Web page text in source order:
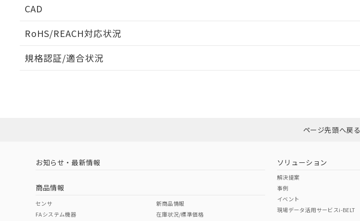
l: 12mm以上、φd: 24mm以上、D: 12mm以上、m: 8mm以上、n: 24mm以上
CAD
RoHS/REACH対応状況
EU RoHS 注意事項・凡例
ダウンロードはこちら
中国 RoHS 注意事項・凡例
中国 RoHS表
規格認証/適合状況
（イギリス
（ノルウェー
（日本
（アメリカ
ページ先頭へ戻る
お知らせ・最新情報
商品情報
センサ
FAシステム機器
新商品情報
在庫状況/標準価格
ソリューション
解決提案
事例
イベント
現場データ活用サービスi-BELT